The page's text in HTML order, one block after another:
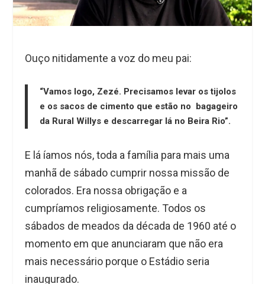
Ouço nitidamente a voz do meu pai:
“Vamos logo, Zezé. Precisamos levar os tijolos
e os sacos de cimento que estão no bagageiro
da Rural Willys e descarregar lá no Beira Rio”.
E lá íamos nós, toda a família para mais uma
manhã de sábado cumprir nossa missão de
colorados. Era nossa obrigação e a
cumpríamos religiosamente. Todos os
sábados de meados da década de 1960 até o
momento em que anunciaram que não era
mais necessário porque o Estádio seria
inaugurado.